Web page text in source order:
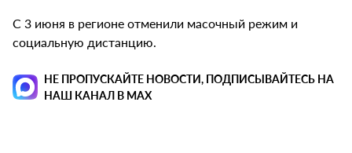
С 3 июня в регионе отменили масочный режим и
социальную дистанцию.
НЕ ПРОПУСКАЙТЕ НОВОСТИ, ПОДПИСЫВАЙТЕСЬ НА
НАШ КАНАЛ В MAX